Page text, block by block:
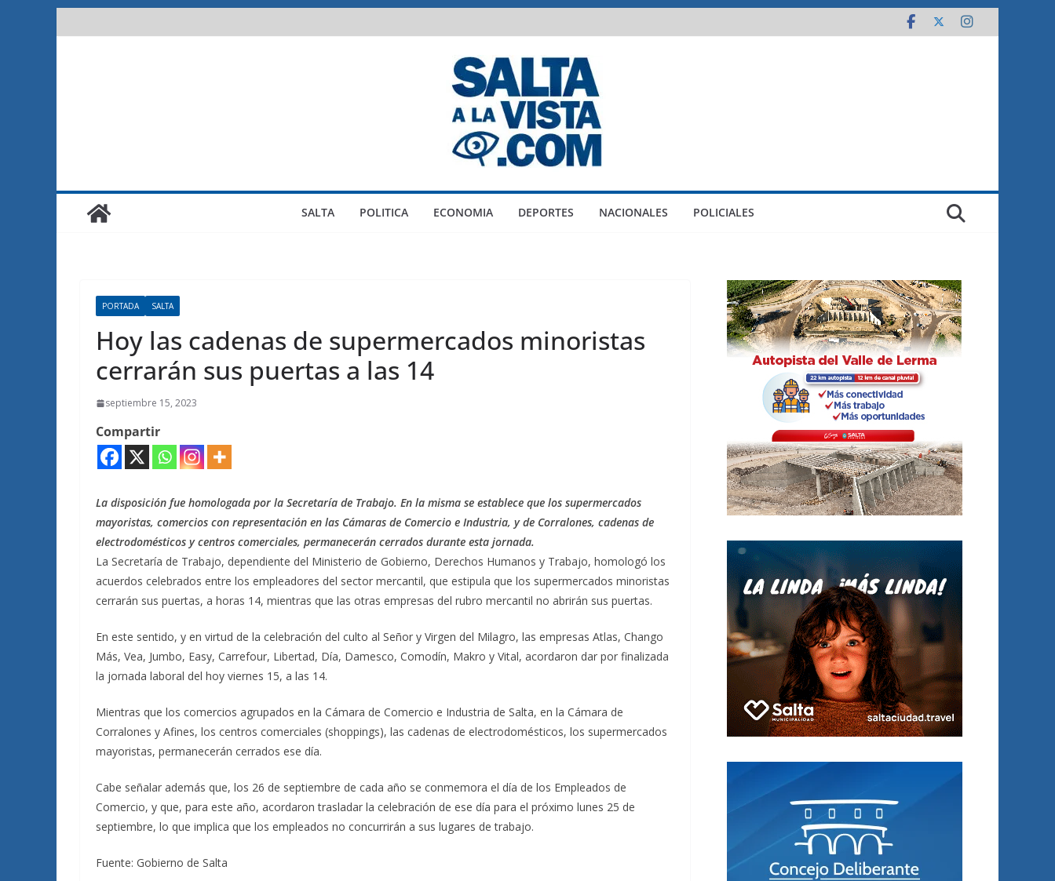
al
SALTA POLITICA ECONOMIA DEPORTES NACIONALES POLICIALES
PORTADA SALTA
Hoy las cadenas de supermercados minoristas
cerrarán sus puertas a las 14
septiembre 15, 2023
Compartir
La disposición fue homologada por la Secretaría de Trabajo. En la misma se establece que los supermercados
mayoristas, comercios con representación en las Cámaras de Comercio e Industria, y de Corralones, cadenas de
electrodomésticos y centros comerciales, permanecerán cerrados durante esta jornada.
La Secretaría de Trabajo, dependiente del Ministerio de Gobierno, Derechos Humanos y Trabajo, homologó los
acuerdos celebrados entre los empleadores del sector mercantil, que estipula que los supermercados minoristas
cerrarán sus puertas, a horas 14, mientras que las otras empresas del rubro mercantil no abrirán sus puertas.
En este sentido, y en virtud de la celebración del culto al Señor y Virgen del Milagro, las empresas Atlas, Chango
Más, Vea, Jumbo, Easy, Carrefour, Libertad, Día, Damesco, Comodín, Makro y Vital, acordaron dar por finalizada
la jornada laboral del hoy viernes 15, a las 14.
Mientras que los comercios agrupados en la Cámara de Comercio e Industria de Salta, en la Cámara de
Corralones y Afines, los centros comerciales (shoppings), las cadenas de electrodomésticos, los supermercados
mayoristas, permanecerán cerrados ese día.
Cabe señalar además que, los 26 de septiembre de cada año se conmemora el día de los Empleados de
Comercio, y que, para este año, acordaron trasladar la celebración de ese día para el próximo lunes 25 de
septiembre, lo que implica que los empleados no concurrirán a sus lugares de trabajo.
Fuente: Gobierno de Salta